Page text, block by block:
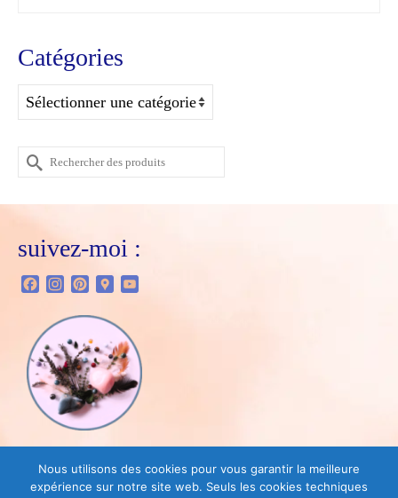
Catégories
Catégories
Rechercher :
suivez-moi :
FacebookInstagramPinterestGoogle
Vous trouverez dans la boutique :
Nous utilisons des cookies pour vous garantir la meilleure
expérience sur notre site web. Seuls les cookies techniques